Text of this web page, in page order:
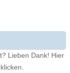
Lieben Dank! Hier